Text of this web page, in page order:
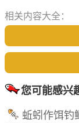
相关内容大全：
您可能感兴
蚯蚓作饵钓